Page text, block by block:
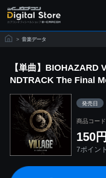
> 音楽データ
【単曲】BIOHAZARD
NDTRACK The Final
発売日
商品コー
150円
7ポイン